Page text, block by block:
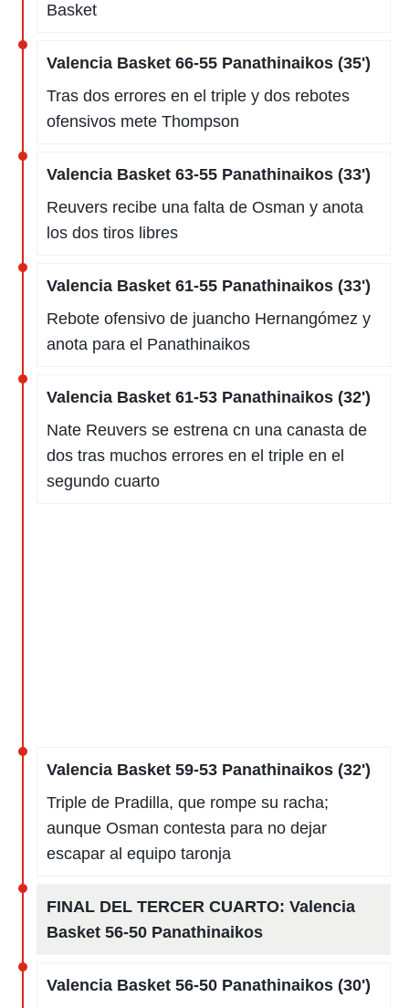
Basket
Valencia Basket 66-55 Panathinaikos (35')
Tras dos errores en el triple y dos rebotes
ofensivos mete Thompson
Valencia Basket 63-55 Panathinaikos (33')
Reuvers recibe una falta de Osman y anota
los dos tiros libres
Valencia Basket 61-55 Panathinaikos (33')
Rebote ofensivo de juancho Hernangómez y
anota para el Panathinaikos
Valencia Basket 61-53 Panathinaikos (32')
Nate Reuvers se estrena cn una canasta de
dos tras muchos errores en el triple en el
segundo cuarto
Valencia Basket 59-53 Panathinaikos (32')
Triple de Pradilla, que rompe su racha;
aunque Osman contesta para no dejar
escapar al equipo taronja
FINAL DEL TERCER CUARTO: Valencia
Basket 56-50 Panathinaikos
Valencia Basket 56-50 Panathinaikos (30')